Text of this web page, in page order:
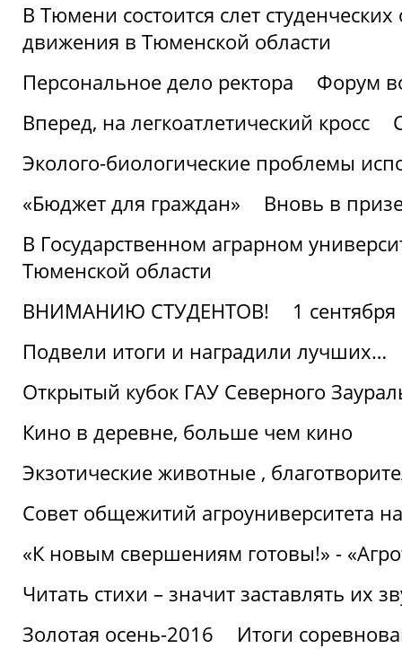
В Тюмени состоится слет
движения в Тюменской области
Персональное дело ректора
Форум
Вперед, на легкоатлетический кросс
Эколого-биологические проблемы
«Бюджет для граждан»
Вновь в
В Государственном аграрном
Тюменской области
ВНИМАНИЮ СТУДЕНТОВ!
1 сентября
Подвели итоги и наградили лучших…
Открытый кубок ГАУ Северного
Кино в деревне, больше чем кино
Экзотические животные ,
Совет общежитий агроуниверситета
«К новым свершениям готовы!» -
Читать стихи – значит заставлять их
Золотая осень-2016
Итоги